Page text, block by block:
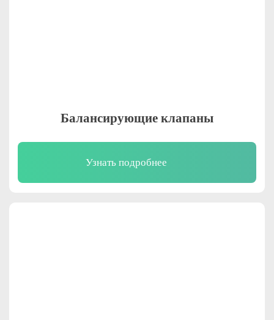
Балансирующие клапаны
Узнать подробнее